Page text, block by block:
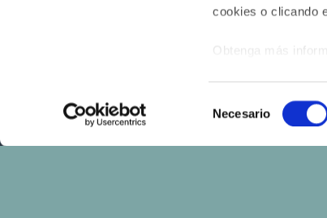
cookies o clicando
Obtenga más
Las cookies de
de redes sociales
de
Necesario
https://www.fundaciocaixaltea.com
© Fundació Caixaltea. Todos los derechos